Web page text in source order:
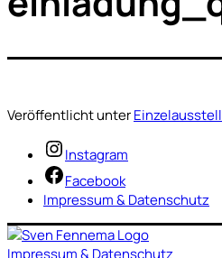
Veröffentlicht unter
Instagram
Facebook
Impressum & Datenschutz